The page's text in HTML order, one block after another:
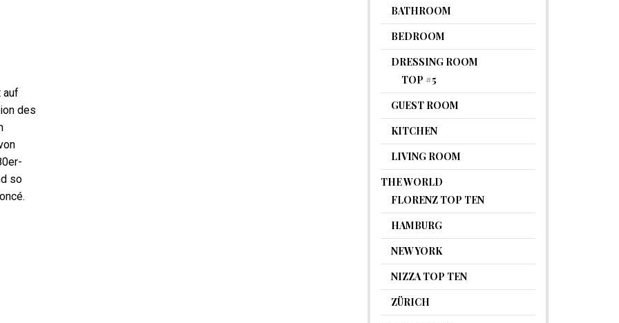
auf
des
so
BATHROOM
BEDROOM
DRESSING ROOM
TOP #5
GUEST ROOM
KITCHEN
LIVING ROOM
THE WORLD
FLORENZ TOP TEN
HAMBURG
NEW YORK
NIZZA TOP TEN
ZÜRICH